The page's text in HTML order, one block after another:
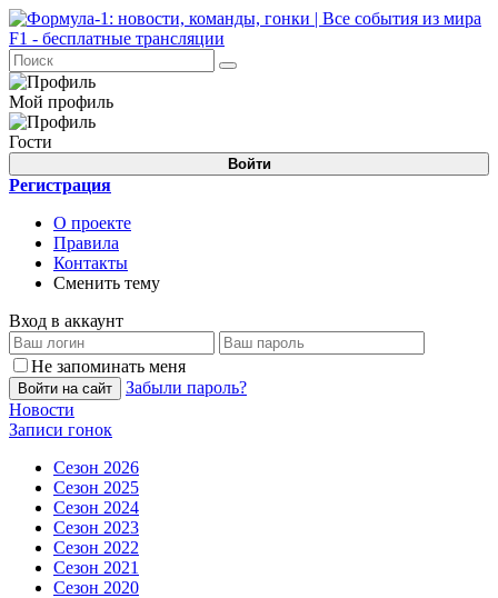
Мой профиль
Гости
Войти
Регистрация
О проекте
Правила
Контакты
Сменить тему
Вход в аккаунт
Не запоминать меня
Войти на сайт
Забыли пароль?
Новости
Записи гонок
Сезон 2026
Сезон 2025
Сезон 2024
Сезон 2023
Сезон 2022
Сезон 2021
Сезон 2020